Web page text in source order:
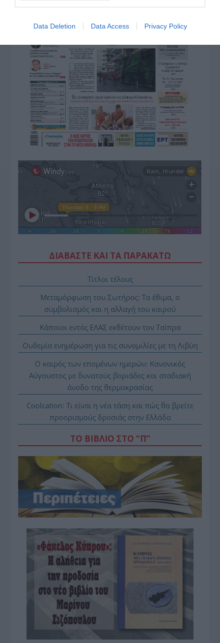
Data Deletion Data Access Privacy Policy
ΔΙΑΒΑΣΤΕ ΚΑΙ ΤΑ ΠΑΡΑΚΑΤΩ
Τίτλοι τέλους
Μεταμόρφωση του Σωτήρος: Τα έθιμα, ο
συμβολισμός και η αλλαγή του καιρού
Κάποιοι εντός ΕΛΑΣ εκθέτουν τον Τσίπρα
Ουδεμία ενημέρωση για τις συνομιλίες με τη Λιβύη
Ο καιρός των επομένων ημερών: Κανονικός
Αύγουστος με δυνατούς βοριάδες και σταδιακή
άνοδο της θερμοκρασίας
Coolcation: Τι είναι η νέα τάση και πώς θα βρείτε
προορισμούς δροσιάς στην Ελλάδα
ΤΟ ΒΙΒΛΙΟ ΣΤΟ “Π”